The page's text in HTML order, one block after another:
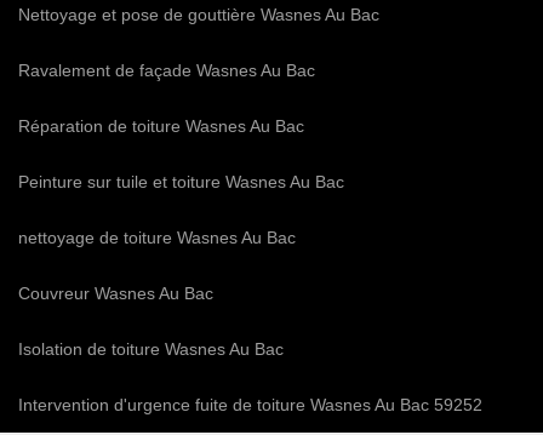
Nettoyage et pose de gouttière Wasnes Au Bac
Ravalement de façade Wasnes Au Bac
Réparation de toiture Wasnes Au Bac
Peinture sur tuile et toiture Wasnes Au Bac
nettoyage de toiture Wasnes Au Bac
Couvreur Wasnes Au Bac
Isolation de toiture Wasnes Au Bac
Intervention d'urgence fuite de toiture Wasnes Au Bac 59252